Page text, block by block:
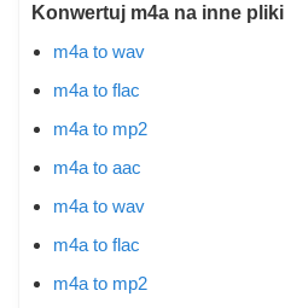
Konwertuj m4a na inne pliki
m4a to wav
m4a to flac
m4a to mp2
m4a to aac
m4a to wav
m4a to flac
m4a to mp2